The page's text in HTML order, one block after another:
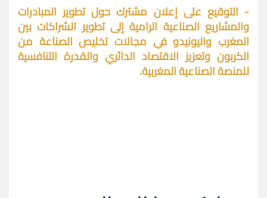
- التوقيع على إعلان مشترك حول تطوير المبادرات
والمشاريع الصناعية الرامية إلى تطوير الشراكات بين
المغرب واليونيدو في مجالات تخليص الصناعة من
الكربون وتعزيز الاقتصاد الدائري والقدرة التنافسية
للمنصة الصناعية المغربية.